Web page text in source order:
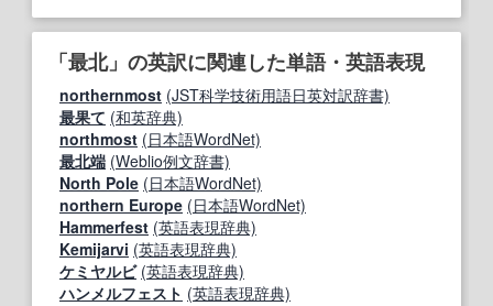
「最北」の英訳に関連した単語・英語表現
northernmost (JST科学技術用語日英対訳辞書)
最果て (和英辞典)
northmost (日本語WordNet)
最北端 (Weblio例文辞書)
North Pole (日本語WordNet)
northern Europe (日本語WordNet)
Hammerfest (英語表現辞典)
Kemijarvi (英語表現辞典)
ケミヤルビ (英語表現辞典)
ハンメルフェスト (英語表現辞典)